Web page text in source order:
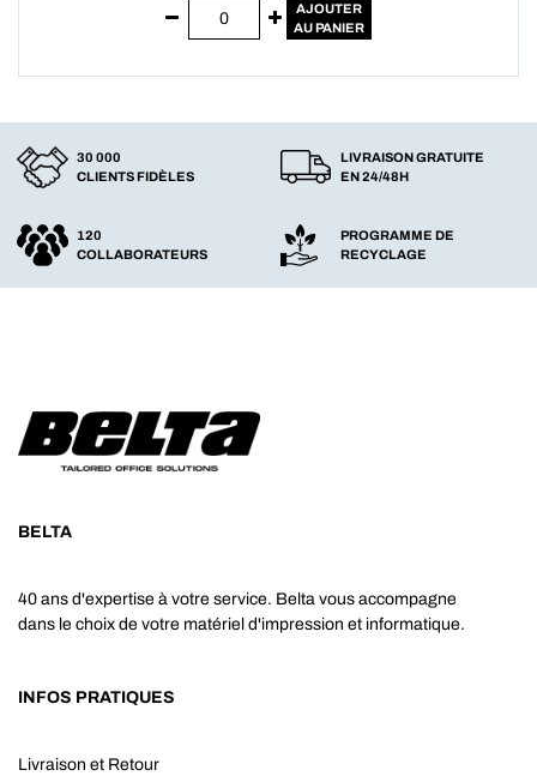
AJOUTER
AU PANIER
30 000
CLIENTS FIDÈLES
LIVRAISON GRATUITE
EN 24/48H
120
COLLABORATEURS
PROGRAMME DE
RECYCLAGE
BELTA
40 ans d'expertise à votre service. Belta vous accompagne
dans le choix de votre matériel d'impression et informatique.
INFOS PRATIQUES
Livraison et Retour